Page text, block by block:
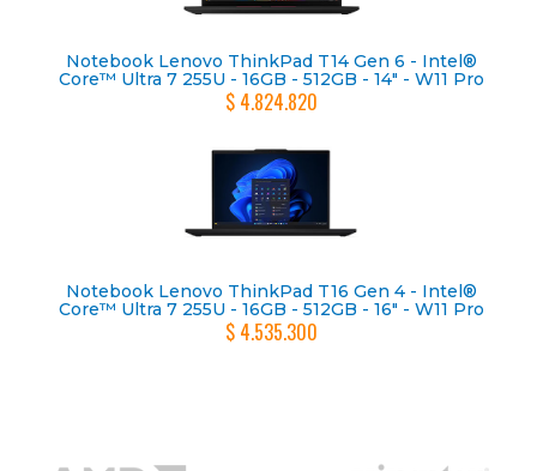
Notebook Lenovo ThinkPad T14 Gen 6 - Intel®
Core™ Ultra 7 255U - 16GB - 512GB - 14" - W11 Pro
$ 4.824.820
Notebook Lenovo ThinkPad T16 Gen 4 - Intel®
Core™ Ultra 7 255U - 16GB - 512GB - 16" - W11 Pro
$ 4.535.300